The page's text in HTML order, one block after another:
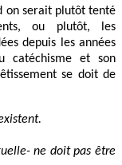
on serait plutôt tenté
ou plutôt, les
depuis les années
catéchisme et son
se doit de
ne doit pas être